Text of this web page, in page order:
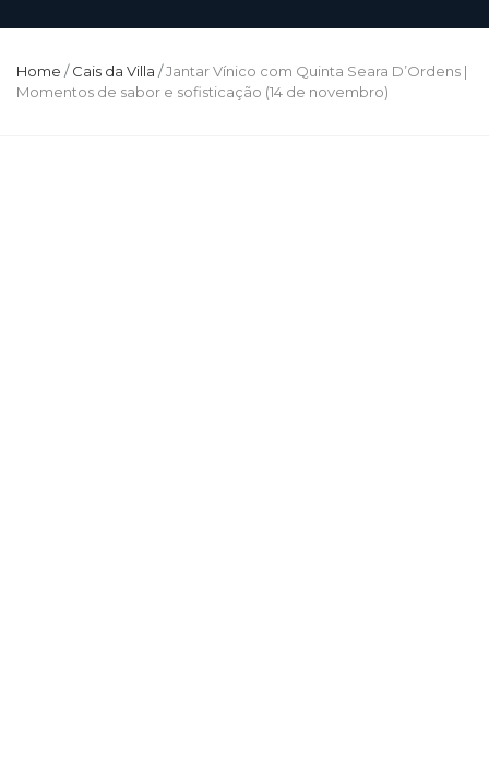
Home /Cais da Villa /Jantar Vínico com Quinta Seara D’Ordens |
Momentos de sabor e sofisticação (14 de novembro)